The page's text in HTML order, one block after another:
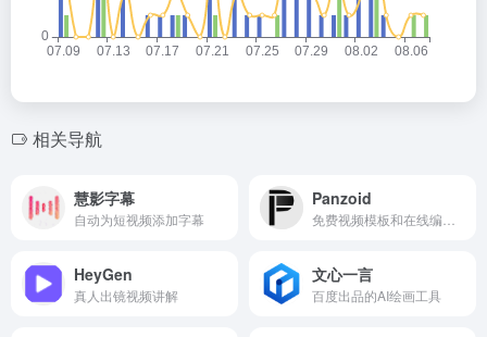
相关导航
慧影字幕
自动为短视频添加字幕
Panzoid
HeyGen
真人出镜视频讲解
文心一言
百度出品的AI绘画工具